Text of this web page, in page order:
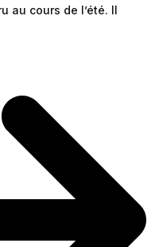
au cours de l’été. Il